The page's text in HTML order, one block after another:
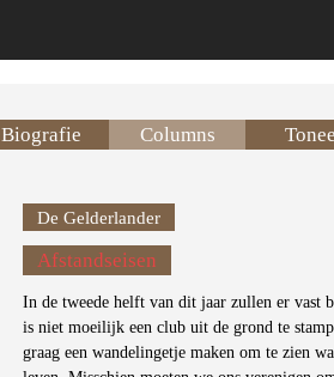
Biografie Columns
De Gelderlander
Afstandseisen
In de tweede helft van dit jaar zullen er vast
is niet moeilijk een club uit de grond te
graag een wandelingetje maken om te zien